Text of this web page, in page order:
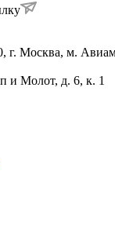
г. Москва, м.
и Молот, д. 6, к. 1